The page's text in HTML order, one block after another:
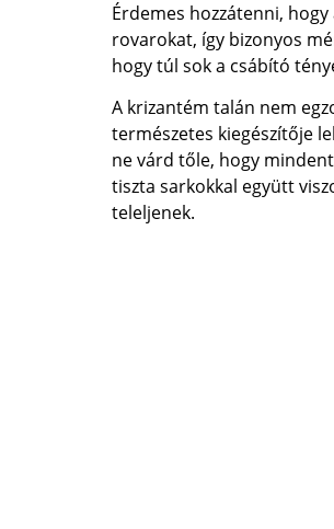
Érdemes hozzátenni,
rovarokat, így bizonyos
hogy túl sok a csábító
A krizantém talán nem
természetes kiegészítője
ne várd tőle, hogy
tiszta sarkokkal együtt
teleljenek.